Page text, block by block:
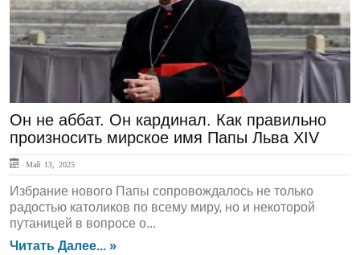
Он не аббат. Он кардинал. Как правильно
произносить мирское имя Папы Льва XIV
Май 13, 2025
Избрание нового Папы сопровождалось не только
радостью католиков по всему миру, но и некоторой
путаницей в вопросе о...
Читать Далее... »